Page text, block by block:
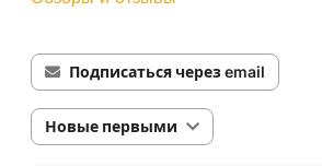
Подписаться через email
Новые первыми